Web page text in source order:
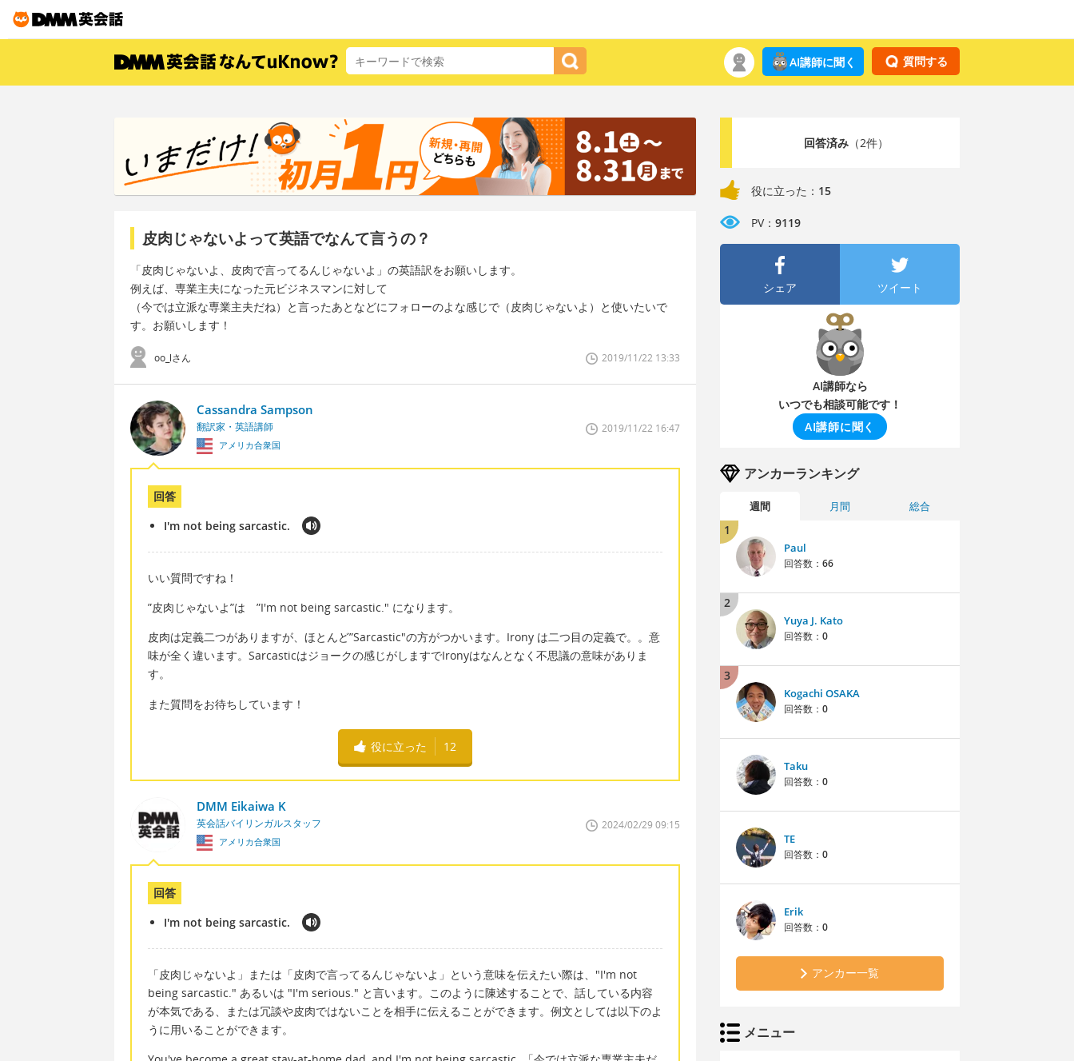
質問する
AI講師に聞く
皮肉じゃないよって英語でなんて言うの？
「皮肉じゃないよ、皮肉で言ってるんじゃないよ」の英語訳をお願いします。
例えば、専業主夫になった元ビジネスマンに対して
（今では立派な専業主夫だね）と言ったあとなどにフォローのよな感じで（皮肉じゃないよ）と使いたいで
す。お願いします！
oo_lさん 2019/11/22 13:33
Cassandra Sampson
翻訳家・英語講師
アメリカ合衆国
2019/11/22 16:47
回答
I'm not being sarcastic.
いい質問ですね！
”皮肉じゃないよ”は ”I'm not being sarcastic." になります。
皮肉は定義二つがありますが、ほとんど”Sarcastic"の方がつかいます。Irony は二つ目の定義で。。意
味が全く違います。Sarcasticはジョークの感じがしますでIronyはなんとなく不思議の意味がありま
す。
また質問をお待ちしています！
役に立った 12
DMM Eikaiwa K
英会話バイリンガルスタッフ
アメリカ合衆国
2024/02/29 09:15
回答
I'm not being sarcastic.
「皮肉じゃないよ」または「皮肉で言ってるんじゃないよ」という意味を伝えたい際は、"I'm not
being sarcastic." あるいは "I'm serious." と言います。このように陳述することで、話している内容
が本気である、または冗談や皮肉ではないことを相手に伝えることができます。例文としては以下のよ
うに用いることができます。
回答済み（2件）
役に立った： 15
PV： 9119
シェア ツイート
AI講師なら
いつでも相談可能です！
AI講師に聞く
アンカーランキング
週間 月間 総合
1
Paul
回答数： 66
2
Yuya J. Kato
回答数： 0
3
Kogachi OSAKA
回答数： 0
Taku
回答数： 0
TE
回答数： 0
Erik
回答数： 0
アンカー一覧
メニュー